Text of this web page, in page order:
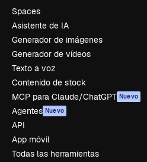
Spaces
Asistente de IA
Generador de imágenes
Generador de vídeos
Texto a voz
Contenido de stock
MCP para Claude/ChatGPT Nuevo
Agentes Nuevo
API
App móvil
Todas las herramientas